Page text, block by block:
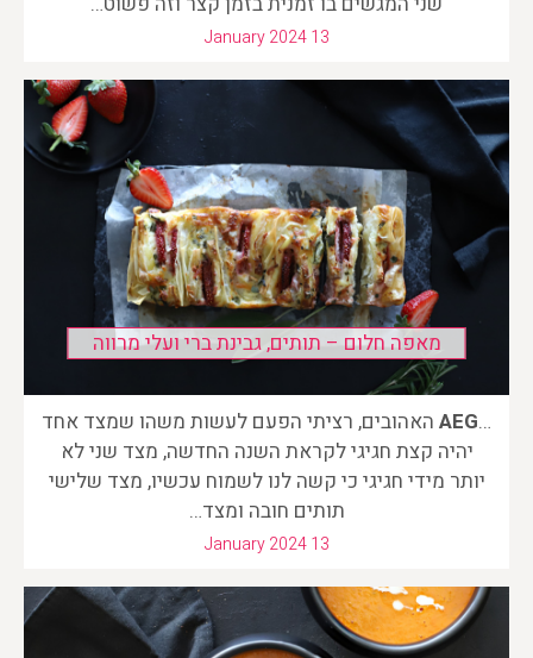
January 2024 13
מאפה חלום – תותים, גבינת ברי ועלי מרווה
…
AEG האהובים, רציתי הפעם לעשות משהו שמצד אחד
יהיה קצת חגיגי לקראת השנה החדשה, מצד שני לא
יותר מידי חגיגי כי קשה לנו לשמוח עכשיו, מצד שלישי
תותים חובה ומצד…
January 2024 13